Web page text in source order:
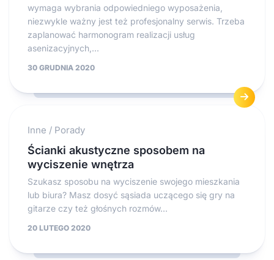
wymaga wybrania odpowiedniego wyposażenia,
niezwykle ważny jest też profesjonalny serwis. Trzeba
zaplanować harmonogram realizacji usług
asenizacyjnych,...
30 GRUDNIA 2020
Inne / Porady
Ścianki akustyczne sposobem na
wyciszenie wnętrza
Szukasz sposobu na wyciszenie swojego mieszkania
lub biura? Masz dosyć sąsiada uczącego się gry na
gitarze czy też głośnych rozmów...
20 LUTEGO 2020